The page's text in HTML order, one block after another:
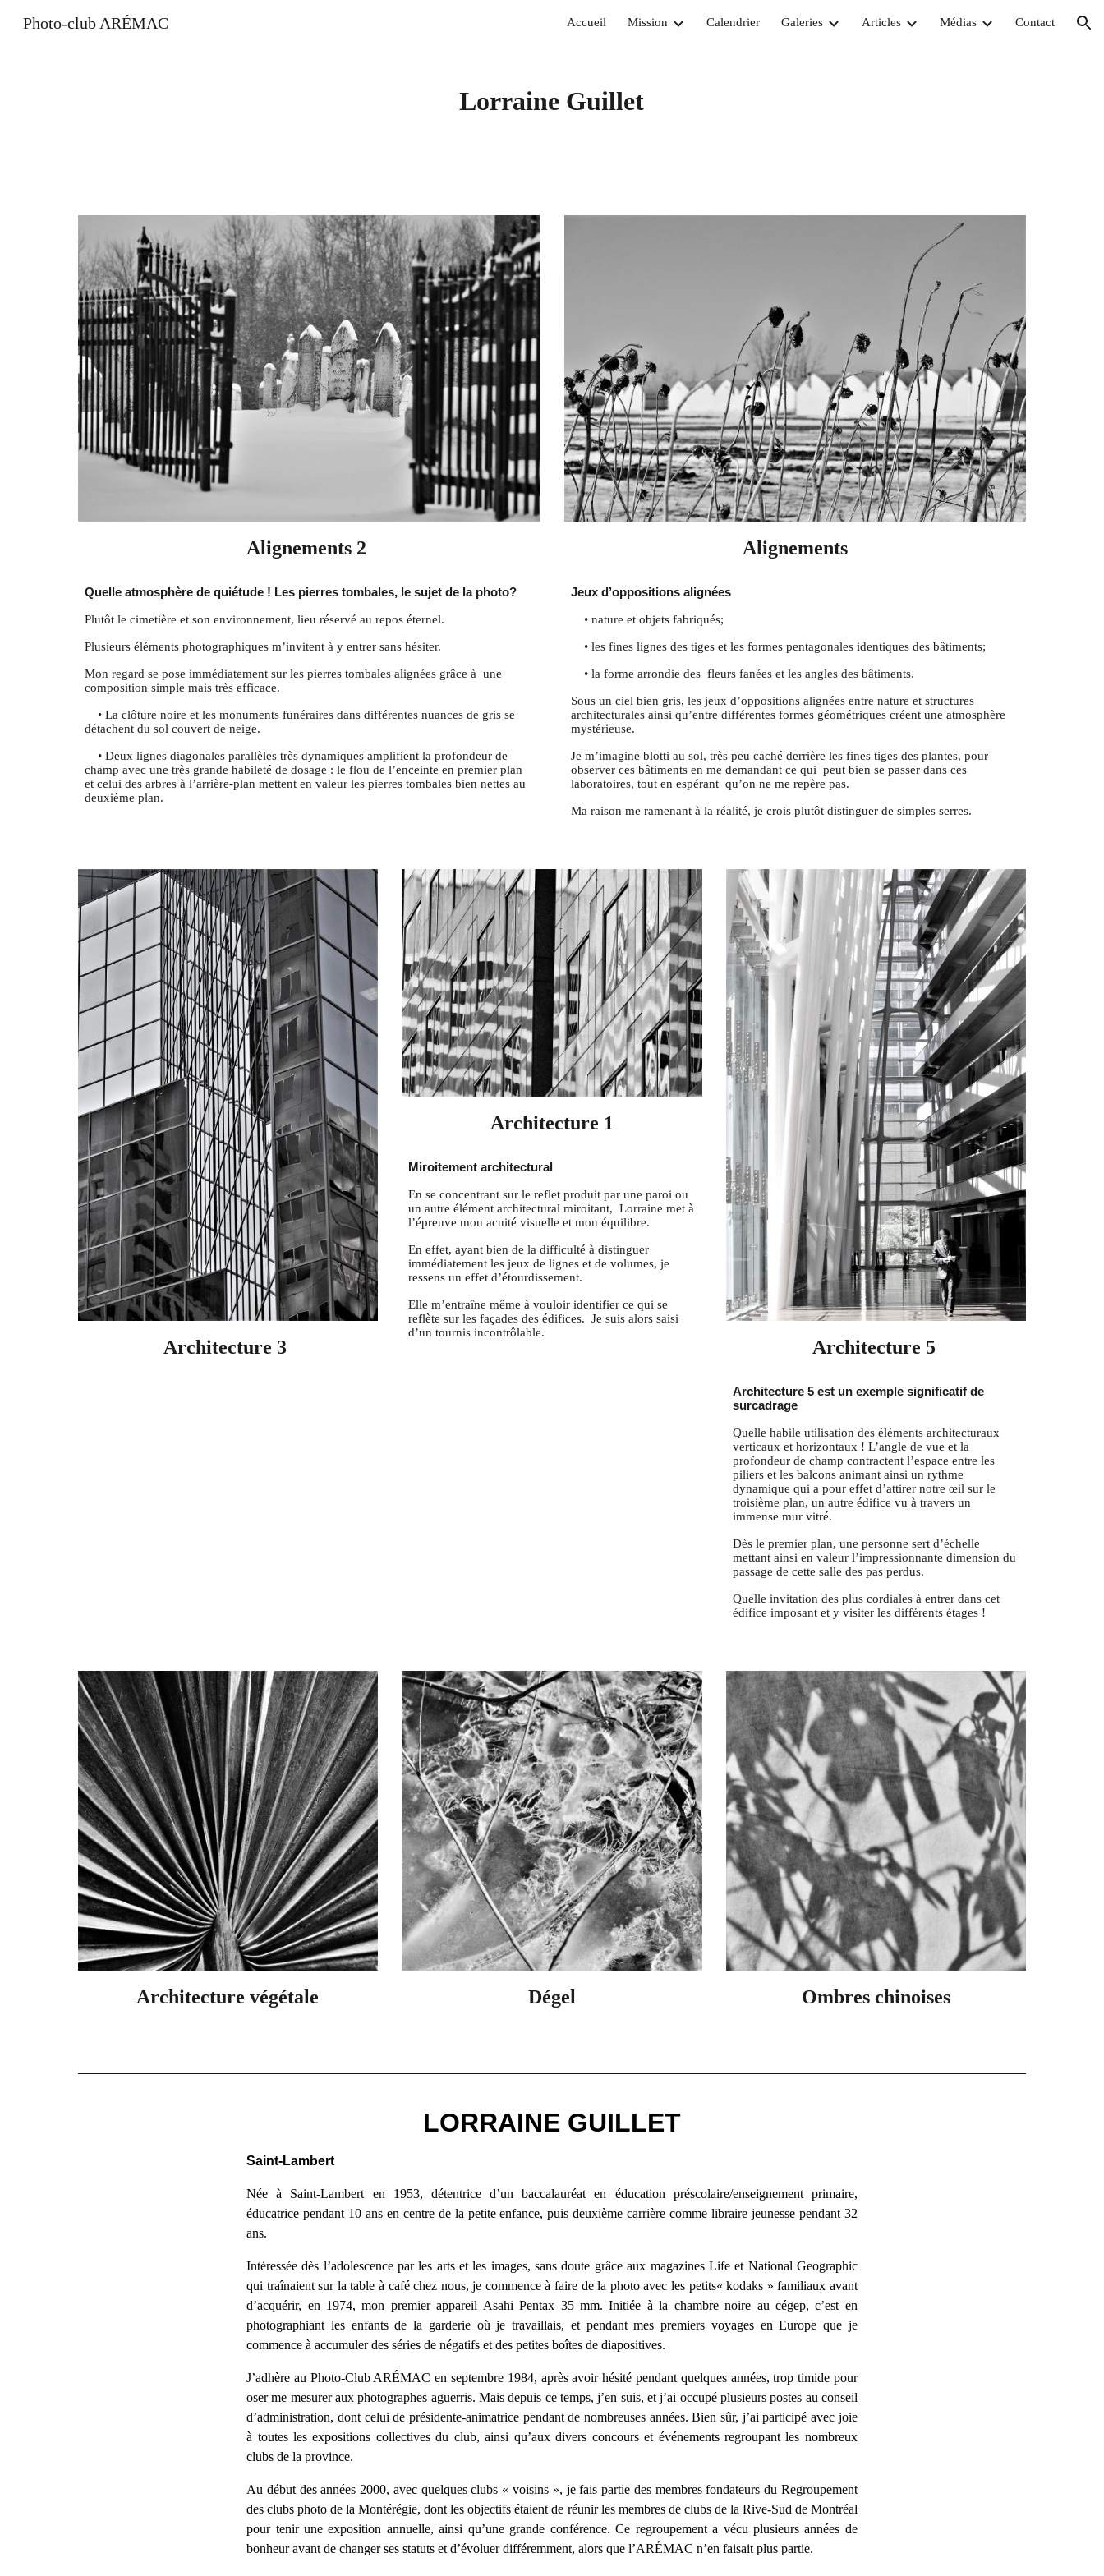
Skip to navigation
Photo-club ARÉMAC Accueil Mission Calendrier Galeries Articles Médias Contact
Lorraine Guillet
Alignements 2
Quelle atmosphère de quiétude ! Les pierres tombales, le sujet de la photo?
Plutôt le cimetière et son environnement, lieu réservé au repos éternel.
Plusieurs éléments photographiques m’invitent à y entrer sans hésiter.
Mon regard se pose immédiatement sur les pierres tombales alignées grâce à une
composition simple mais très efficace.
• La clôture noire et les monuments funéraires dans différentes nuances de gris se
détachent du sol couvert de neige.
• Deux lignes diagonales parallèles très dynamiques amplifient la profondeur de
champ avec une très grande habileté de dosage : le flou de l’enceinte en premier plan
et celui des arbres à l’arrière-plan mettent en valeur les pierres tombales bien nettes au
deuxième plan.
Alignements
Jeux d’oppositions alignées
• nature et objets fabriqués;
• les fines lignes des tiges et les formes pentagonales identiques des bâtiments;
• la forme arrondie des fleurs fanées et les angles des bâtiments.
Sous un ciel bien gris, les jeux d’oppositions alignées entre nature et structures
architecturales ainsi qu’entre différentes formes géométriques créent une atmosphère
mystérieuse.
Je m’imagine blotti au sol, très peu caché derrière les fines tiges des plantes, pour
observer ces bâtiments en me demandant ce qui peut bien se passer dans ces
laboratoires, tout en espérant qu’on ne me repère pas.
Ma raison me ramenant à la réalité, je crois plutôt distinguer de simples serres.
Architecture 3
Architecture 1
Miroitement architectural
En se concentrant sur le reflet produit par une paroi ou
un autre élément architectural miroitant, Lorraine met à
l’épreuve mon acuité visuelle et mon équilibre.
En effet, ayant bien de la difficulté à distinguer
immédiatement les jeux de lignes et de volumes, je
ressens un effet d’étourdissement.
Elle m’entraîne même à vouloir identifier ce qui se
reflète sur les façades des édifices. Je suis alors saisi
d’un tournis incontrôlable.
Architecture 5
Architecture 5 est un exemple significatif de
surcadrage
Quelle habile utilisation des éléments architecturaux
verticaux et horizontaux ! L’angle de vue et la
profondeur de champ contractent l’espace entre les
piliers et les balcons animant ainsi un rythme
dynamique qui a pour effet d’attirer notre œil sur le
troisième plan, un autre édifice vu à travers un
immense mur vitré.
Dès le premier plan, une personne sert d’échelle
mettant ainsi en valeur l’impressionnante dimension du
passage de cette salle des pas perdus.
Quelle invitation des plus cordiales à entrer dans cet
édifice imposant et y visiter les différents étages !
Architecture végétale Dégel Ombres chinoises
LORRAINE GUILLET
Saint-Lambert
Née à Saint-Lambert en 1953, détentrice d’un baccalauréat en éducation préscolaire/enseignement primaire,
éducatrice pendant 10 ans en centre de la petite enfance, puis deuxième carrière comme libraire jeunesse pendant 32
ans.
Intéressée dès l’adolescence par les arts et les images, sans doute grâce aux magazines Life et National Geographic
qui traînaient sur la table à café chez nous, je commence à faire de la photo avec les petits« kodaks » familiaux avant
d’acquérir, en 1974, mon premier appareil Asahi Pentax 35 mm. Initiée à la chambre noire au cégep, c’est en
photographiant les enfants de la garderie où je travaillais, et pendant mes premiers voyages en Europe que je
commence à accumuler des séries de négatifs et des petites boîtes de diapositives.
J’adhère au Photo-Club ARÉMAC en septembre 1984, après avoir hésité pendant quelques années, trop timide pour
oser me mesurer aux photographes aguerris. Mais depuis ce temps, j’en suis, et j’ai occupé plusieurs postes au conseil
d’administration, dont celui de présidente-animatrice pendant de nombreuses années. Bien sûr, j’ai participé avec joie
à toutes les expositions collectives du club, ainsi qu’aux divers concours et événements regroupant les nombreux
clubs de la province.
Au début des années 2000, avec quelques clubs « voisins », je fais partie des membres fondateurs du Regroupement
des clubs photo de la Montérégie, dont les objectifs étaient de réunir les membres de clubs de la Rive-Sud de Montréal
pour tenir une exposition annuelle, ainsi qu’une grande conférence. Ce regroupement a vécu plusieurs années de
bonheur avant de changer ses statuts et d’évoluer différemment, alors que l’ARÉMAC n’en faisait plus partie.